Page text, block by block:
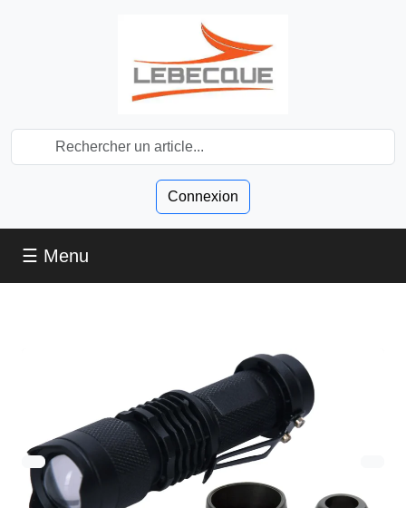
Connexion
☰ Menu